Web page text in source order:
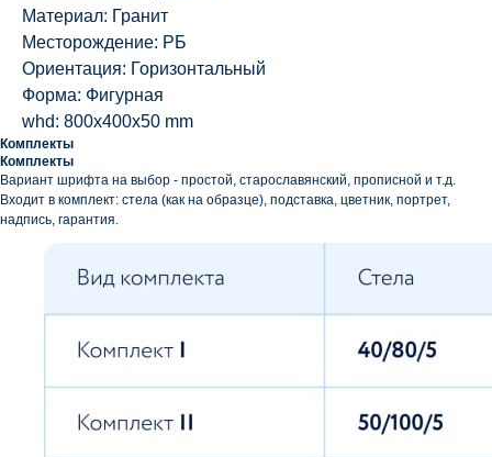
Материал: Гранит
Месторождение: РБ
Ориентация: Горизонтальный
Форма: Фигурная
whd: 800x400x50 mm
Комплекты
Комплекты
Вариант шрифта на выбор - простой, старославянский, прописной и т.д.
Входит в комплект: стела (как на образце), подставка, цветник, портрет,
надпись, гарантия.